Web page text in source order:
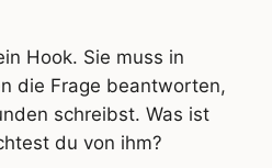
Hook. Sie muss in
die Frage beantworten,
schreibst. Was ist
du von ihm?